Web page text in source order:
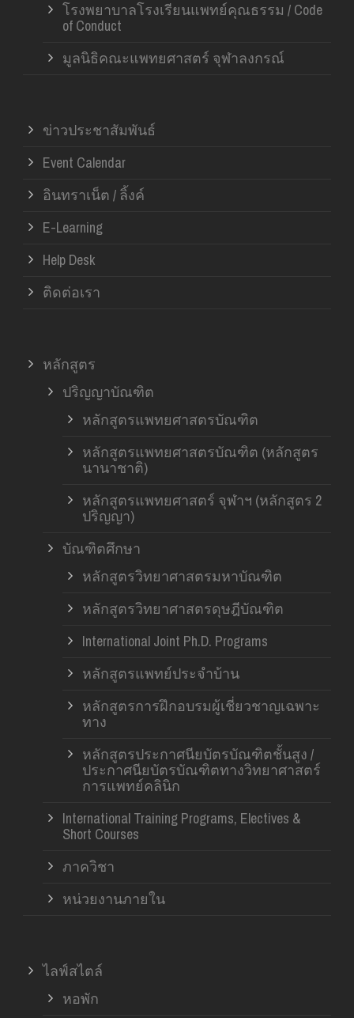
โรงพยาบาลโรงเรียนแพทย์คุณธรรม / Code
of Conduct
มูลนิธิคณะแพทยศาสตร์ จุฬาลงกรณ์
ข่าวประชาสัมพันธ์
Event Calendar
อินทราเน็ต / ลิ้งค์
E-Learning
Help Desk
ติดต่อเรา
หลักสูตร
ปริญญาบัณฑิต
หลักสูตรแพทยศาสตรบัณฑิต
หลักสูตรแพทยศาสตรบัณฑิต (หลักสูตร
นานาชาติ)
หลักสูตรแพทยศาสตร์ จุฬาฯ (หลักสูตร 2
ปริญญา)
บัณฑิตศึกษา
หลักสูตรวิทยาศาสตรมหาบัณฑิต
หลักสูตรวิทยาศาสตรดุษฎีบัณฑิต
International Joint Ph.D. Programs
หลักสูตรแพทย์ประจำบ้าน
หลักสูตรการฝึกอบรมผู้เชี่ยวชาญเฉพาะ
ทาง
หลักสูตรประกาศนียบัตรบัณฑิตชั้นสูง /
ประกาศนียบัตรบัณฑิตทางวิทยาศาสตร์
การแพทย์คลินิก
International Training Programs, Electives &
Short Courses
ภาควิชา
หน่วยงานภายใน
ไลฟ์สไตล์
หอพัก